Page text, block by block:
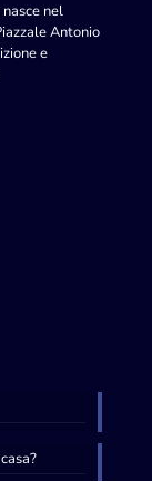
nel
Antonio
e